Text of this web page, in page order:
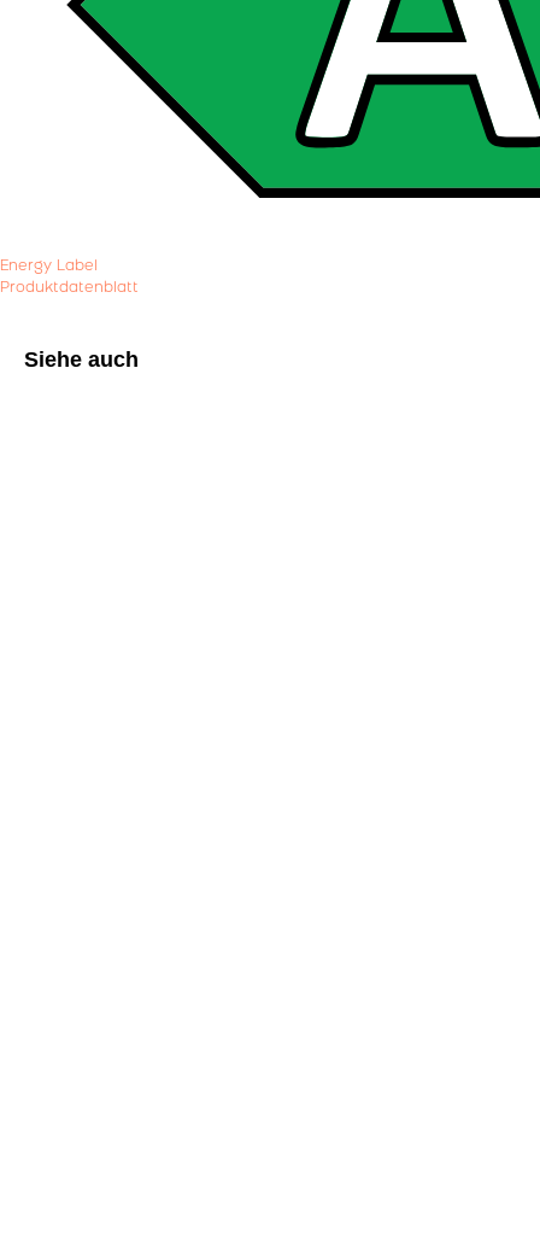
Energy Label
Produktdatenblatt
Siehe auch